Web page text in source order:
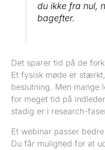
du ikke fra nul,
bagefter.
Det sparer tid på de
Et fysisk møde er
beslutning. Men mange
for meget tid på
stadig er i research-
Et webinar passer
Du får mulighed for at